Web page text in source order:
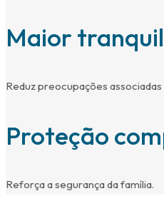
Maior
Reduz preocupações
Proteção
Reforça a segurança da família.